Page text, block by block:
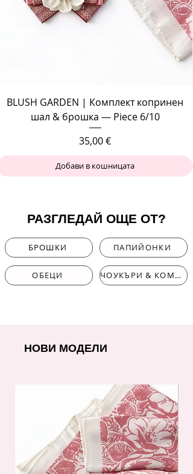
BLUSH GARDEN | Комплект копринен
шал & брошка — Piece 6/10
Цена
35,00 €
Добави в кошницата
РАЗГЛЕДАЙ ОЩЕ ОТ?
БРОШКИ ПАПИЙОНКИ
ОБЕЦИ ЧОУКЪРИ & КОМПЛЕКТИ
НОВИ МОДЕЛИ